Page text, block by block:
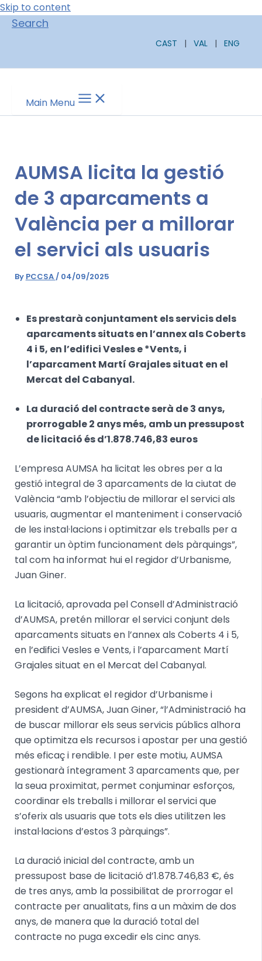
Skip to content
Search
CAST | VAL | ENG
Main Menu
AUMSA licita la gestió
de 3 aparcaments a
València per a millorar
el servici als usuaris
By PCCSA / 04/09/2025
Es prestarà conjuntament els servicis dels
aparcaments situats en l’annex als Coberts
4 i 5, en l’edifici Vesles e *Vents, i
l’aparcament Martí Grajales situat en el
Mercat del Cabanyal.
La duració del contracte serà de 3 anys,
prorrogable 2 anys més, amb un pressupost
de licitació és d’1.878.746,83 euros
L’empresa AUMSA ha licitat les obres per a la
gestió integral de 3 aparcaments de la ciutat de
València “amb l’objectiu de millorar el servici als
usuaris, augmentar el manteniment i conservació
de les instal·lacions i optimitzar els treballs per a
garantir un òptim funcionament dels pàrquings”,
tal com ha informat hui el regidor d’Urbanisme,
Juan Giner.
La licitació, aprovada pel Consell d’Administració
d’AUMSA, pretén millorar el servici conjunt dels
aparcaments situats en l’annex als Coberts 4 i 5,
en l’edifici Vesles e Vents, i l’aparcament Martí
Grajales situat en el Mercat del Cabanyal.
Segons ha explicat el regidor d’Urbanisme i
president d’AUMSA, Juan Giner, “l’Administració ha
de buscar millorar els seus servicis públics alhora
que optimitza els recursos i apostar per una gestió
més eficaç i rendible. I per este motiu, AUMSA
gestionarà íntegrament 3 aparcaments que, per
la seua proximitat, permet conjuminar esforços,
coordinar els treballs i millorar el servici que
s’oferix als usuaris que tots els dies utilitzen les
instal·lacions d’estos 3 pàrquings”.
La duració inicial del contracte, amb un
pressupost base de licitació d’1.878.746,83 €, és
de tres anys, amb la possibilitat de prorrogar el
contracte per anualitats, fins a un màxim de dos
anys, de manera que la duració total del
contracte no puga excedir els cinc anys.